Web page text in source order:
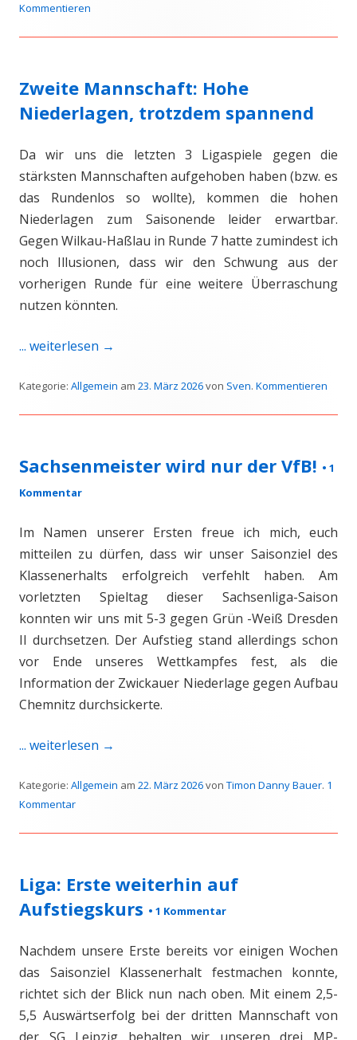
Kommentieren
Zweite Mannschaft: Hohe
Niederlagen, trotzdem spannend
Da wir uns die letzten 3 Ligaspiele gegen die
stärksten Mannschaften aufgehoben haben (bzw. es
das Rundenlos so wollte), kommen die hohen
Niederlagen zum Saisonende leider erwartbar.
Gegen Wilkau-Haßlau in Runde 7 hatte zumindest ich
noch Illusionen, dass wir den Schwung aus der
vorherigen Runde für eine weitere Überraschung
nutzen könnten.
... weiterlesen →
Kategorie: Allgemein am 23. März 2026von Sven. Kommentieren
Sachsenmeister wird nur der VfB! • 1
Kommentar
Im Namen unserer Ersten freue ich mich, euch
mitteilen zu dürfen, dass wir unser Saisonziel des
Klassenerhalts erfolgreich verfehlt haben. Am
vorletzten Spieltag dieser Sachsenliga-Saison
konnten wir uns mit 5-3 gegen Grün -Weiß Dresden
II durchsetzen. Der Aufstieg stand allerdings schon
vor Ende unseres Wettkampfes fest, als die
Information der Zwickauer Niederlage gegen Aufbau
Chemnitz durchsickerte.
... weiterlesen →
Kategorie: Allgemein am 22. März 2026von Timon Danny Bauer. 1
Kommentar
Liga: Erste weiterhin auf
Aufstiegskurs • 1 Kommentar
Nachdem unsere Erste bereits vor einigen Wochen
das Saisonziel Klassenerhalt festmachen konnte,
richtet sich der Blick nun nach oben. Mit einem 2,5-
5,5 Auswärtserfolg bei der dritten Mannschaft von